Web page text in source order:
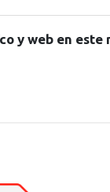
y web en